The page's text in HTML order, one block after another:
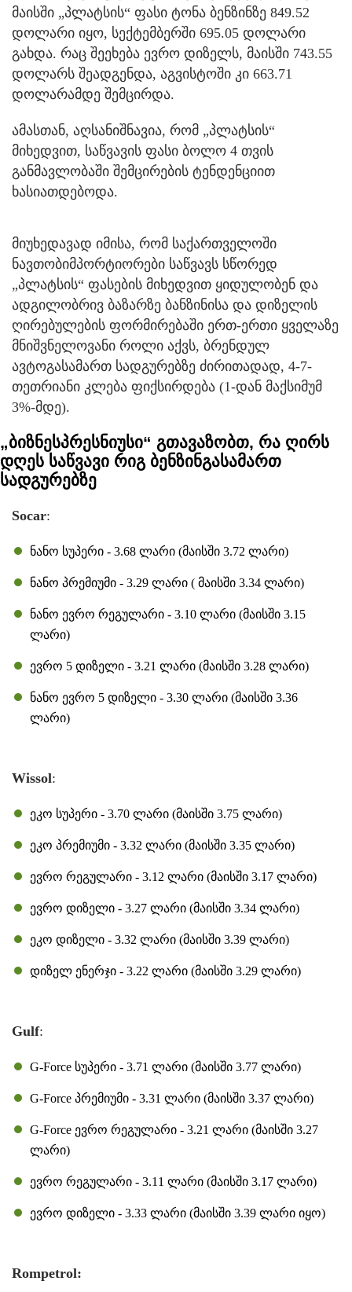
მაისში „პლატსის“ ფასი ტონა ბენზინზე 849.52
დოლარი იყო, სექტემბერში 695.05 დოლარი
გახდა. რაც შეეხება ევრო დიზელს, მაისში 743.55
დოლარს შეადგენდა, აგვისტოში კი 663.71
დოლარამდე შემცირდა.
ამასთან, აღსანიშნავია, რომ „პლატსის“
მიხედვით, საწვავის ფასი ბოლო 4 თვის
განმავლობაში შემცირების ტენდენციით
ხასიათდებოდა.
მიუხედავად იმისა, რომ საქართველოში
ნავთობიმპორტიორები საწვავს სწორედ
„პლატსის“ ფასების მიხედვით ყიდულობენ და
ადგილობრივ ბაზარზე ბანზინისა და დიზელის
ღირებულების ფორმირებაში ერთ-ერთი ყველაზე
მნიშვნელოვანი როლი აქვს, ბრენდულ
ავტოგასამართ სადგურებზე ძირითადად, 4-7-
თეთრიანი კლება ფიქსირდება (1-დან მაქსიმუმ
3%-მდე).
„ბიზნესპრესნიუსი“ გთავაზობთ, რა ღირს
დღეს საწვავი რიგ ბენზინგასამართ
სადგურებზე
Socar:
ნანო სუპერი - 3.68 ლარი (მაისში 3.72 ლარი)
ნანო პრემიუმი - 3.29 ლარი ( მაისში 3.34 ლარი)
ნანო ევრო რეგულარი - 3.10 ლარი (მაისში 3.15
ლარი)
ევრო 5 დიზელი - 3.21 ლარი (მაისში 3.28 ლარი)
ნანო ევრო 5 დიზელი - 3.30 ლარი (მაისში 3.36
ლარი)
Wissol:
ეკო სუპერი - 3.70 ლარი (მაისში 3.75 ლარი)
ეკო პრემიუმი - 3.32 ლარი (მაისში 3.35 ლარი)
ევრო რეგულარი - 3.12 ლარი (მაისში 3.17 ლარი)
ევრო დიზელი - 3.27 ლარი (მაისში 3.34 ლარი)
ეკო დიზელი - 3.32 ლარი (მაისში 3.39 ლარი)
დიზელ ენერჯი - 3.22 ლარი (მაისში 3.29 ლარი)
Gulf:
G-Force სუპერი - 3.71 ლარი (მაისში 3.77 ლარი)
G-Force პრემიუმი - 3.31 ლარი (მაისში 3.37 ლარი)
G-Force ევრო რეგულარი - 3.21 ლარი (მაისში 3.27
ლარი)
ევრო რეგულარი - 3.11 ლარი (მაისში 3.17 ლარი)
ევრო დიზელი - 3.33 ლარი (მაისში 3.39 ლარი იყო)
Rompetrol: